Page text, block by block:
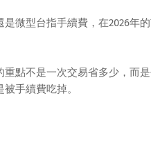
是微型台指手續費，在2026年
重點不是一次交易省多少，而
手續費吃掉。